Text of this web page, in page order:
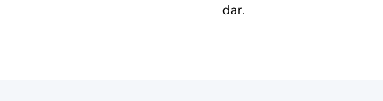
dar.